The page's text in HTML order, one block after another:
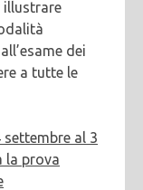
illustrare
dei
a tutte le
al 3
la prova